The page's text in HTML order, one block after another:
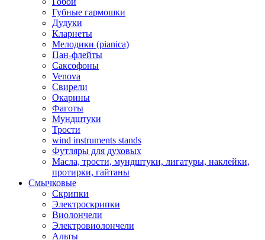
Губные гармошки
Дудуки
Кларнеты
Мелодики (pianica)
Пан-флейты
Саксофоны
Venova
Свирели
Окарины
Фаготы
Мундштуки
Трости
wind instruments stands
Футляры для духовых
Масла, трости, мундштуки, лигатуры, наклейки,
протирки, гайтаны
Смычковые
Скрипки
Электроскрипки
Виолончели
Электровиолончели
Альты